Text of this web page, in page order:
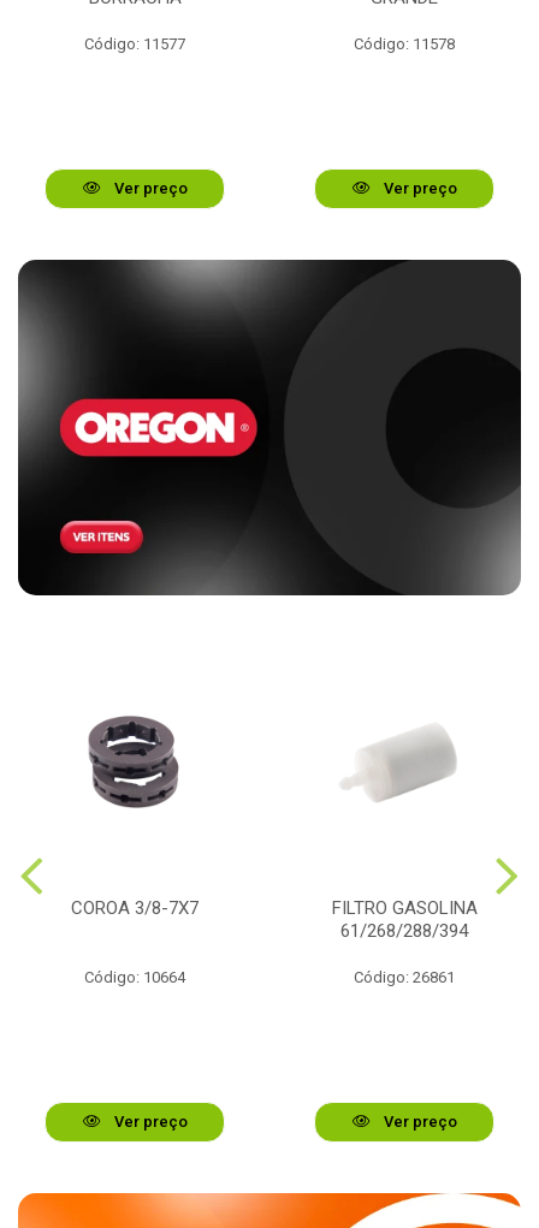
Código: 11577
Ver preço
Código: 11578
Ver preço
COROA 3/8-7X7
Código: 10664
Ver preço
FILTRO GASOLINA
61/268/288/394
Código: 26861
Ver preço